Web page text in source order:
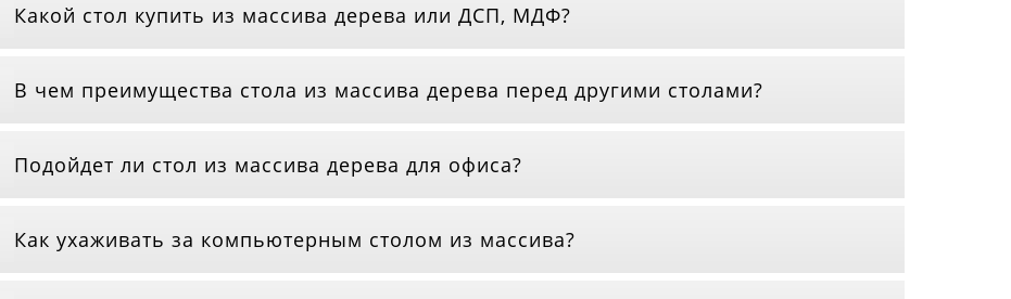
Какой стол купить из массива дерева или ДСП, МДФ?
В чем преимущества стола из массива дерева перед другими столами?
Подойдет ли стол из массива дерева для офиса?
Как ухаживать за компьютерным столом из массива?